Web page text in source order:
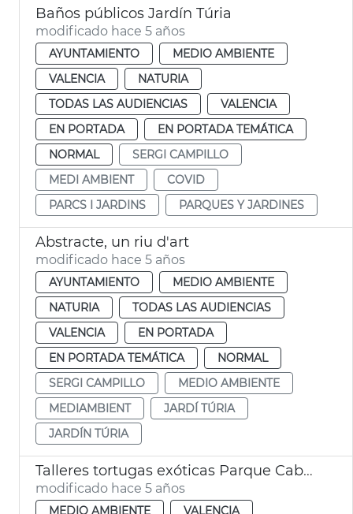
Baños públicos Jardín Túria
modificado hace 5 años
AYUNTAMIENTO
MEDIO AMBIENTE
VALENCIA
NATURIA
TODAS LAS AUDIENCIAS
VALENCIA
EN PORTADA
EN PORTADA TEMÁTICA
NORMAL
SERGI CAMPILLO
MEDI AMBIENT
COVID
PARCS I JARDINS
PARQUES Y JARDINES
Abstracte, un riu d'art
modificado hace 5 años
AYUNTAMIENTO
MEDIO AMBIENTE
NATURIA
TODAS LAS AUDIENCIAS
VALENCIA
EN PORTADA
EN PORTADA TEMÁTICA
NORMAL
SERGI CAMPILLO
MEDIO AMBIENTE
MEDIAMBIENT
JARDÍ TÚRIA
JARDÍN TÚRIA
Talleres tortugas exóticas Parque Cabecera
modificado hace 5 años
MEDIO AMBIENTE
VALENCIA